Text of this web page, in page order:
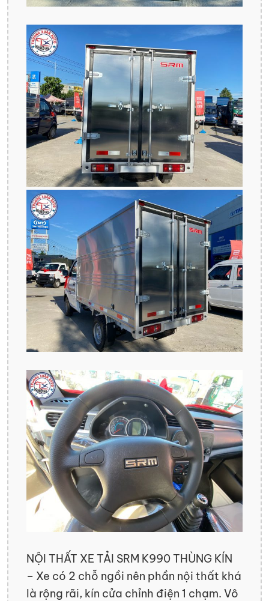
NỘI THẤT XE TẢI SRM K990 THÙNG KÍN
– Xe có 2 chỗ ngồi nên phần nội thất khá
là rộng rãi, kín cửa chỉnh điện 1 chạm. Vô